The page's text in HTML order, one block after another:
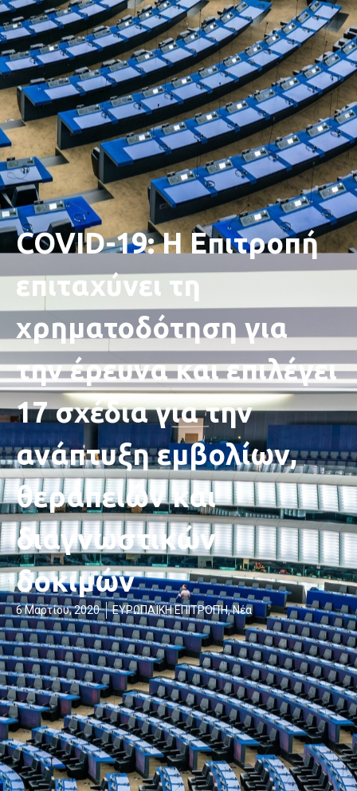
COVID-19: Η Επιτροπή
επιταχύνει τη
χρηματοδότηση για
την έρευνα και επιλέγει
17 σχέδια για την
ανάπτυξη εμβολίων,
θεραπειών και
διαγνωστικών
δοκιμών
6 Μαρτίου, 2020 ΕΥΡΩΠΑΪΚΗ ΕΠΙΤΡΟΠΉ,Νέα